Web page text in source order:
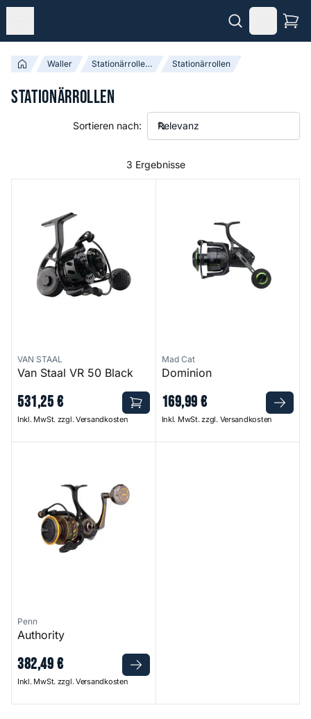
Waller Stationärrollen & Baitcast Rollen Stationärrollen
Stationärrollen
3 Ergebnisse
Sortieren nach:
VAN STAAL
Van Staal VR 50 Black
531,25€
Inkl. MwSt. zzgl. Versandkosten
Mad Cat
Dominion
169,99€
Inkl. MwSt. zzgl. Versandkosten
Penn
Authority
382,49€
Inkl. MwSt. zzgl. Versandkosten